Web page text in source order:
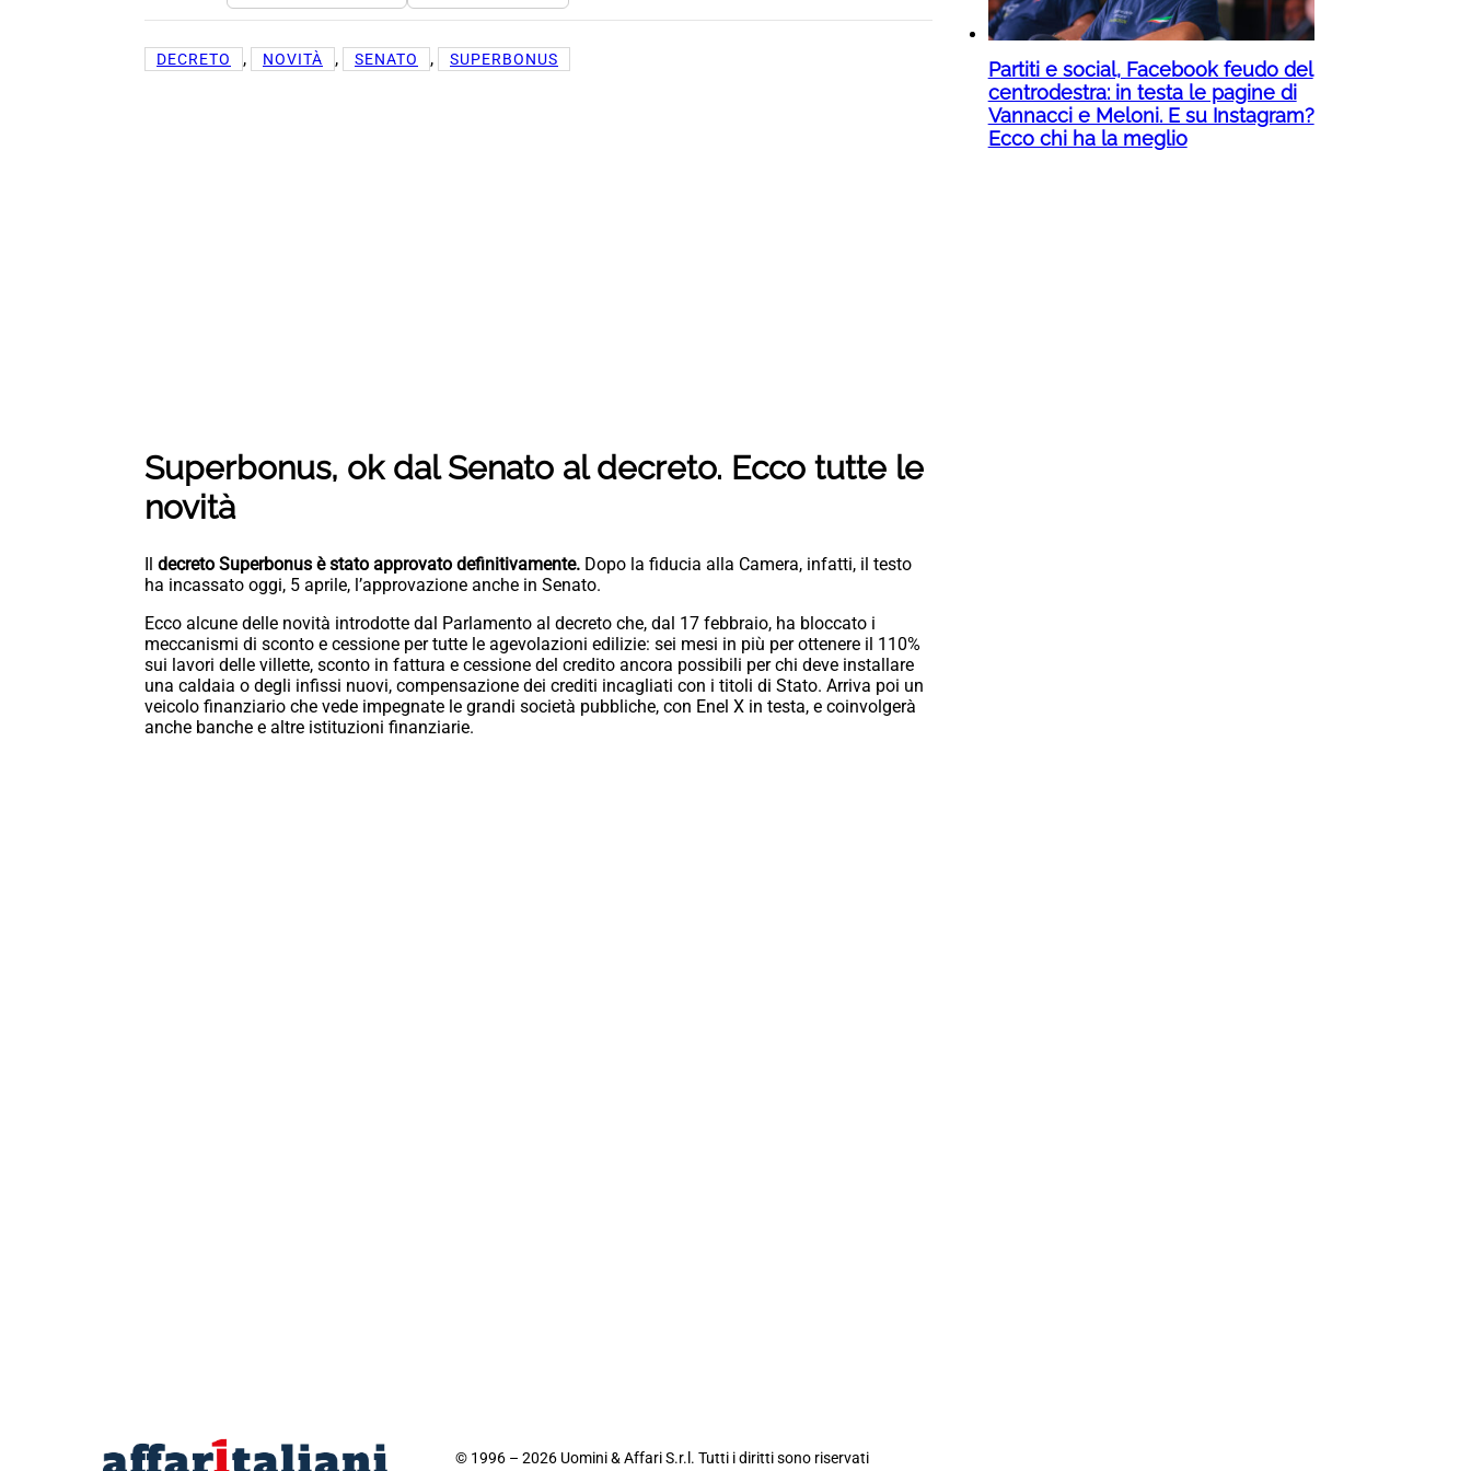
DECRETO , NOVITÀ , SENATO , SUPERBONUS
Superbonus, ok dal Senato al decreto. Ecco tutte le
novità
decreto Superbonus è stato approvato definitivamente. Dopo la fiducia alla Camera, infatti, il testo
ha incassato oggi, 5 aprile, l’approvazione anche in Senato.
Ecco alcune delle novità introdotte dal Parlamento al decreto che, dal 17 febbraio, ha bloccato i
meccanismi di sconto e cessione per tutte le agevolazioni edilizie: sei mesi in più per ottenere il 110%
sui lavori delle villette, sconto in fattura e cessione del credito ancora possibili per chi deve installare
una caldaia o degli infissi nuovi, compensazione dei crediti incagliati con i titoli di Stato. Arriva poi un
veicolo finanziario che vede impegnate le grandi società pubbliche, con Enel X in testa, e coinvolgerà
anche banche e altre istituzioni finanziarie.
Partiti e social, Facebook feudo del
centrodestra: in testa le pagine di
Vannacci e Meloni. E su Instagram?
Ecco chi ha la meglio
© 1996 – 2026 Uomini & Affari S.r.l. Tutti i diritti sono riservati